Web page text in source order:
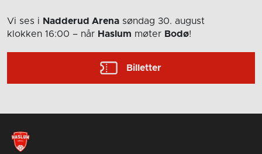
Vi ses i Nadderud Arena søndag 30. august
klokken 16:00 – når Haslum møter Bodø!
Billetter